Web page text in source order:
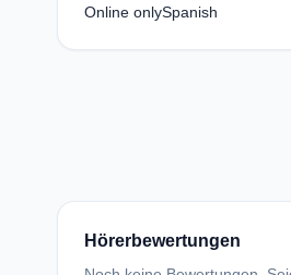
Online onlySpanish
Hörerbewertungen